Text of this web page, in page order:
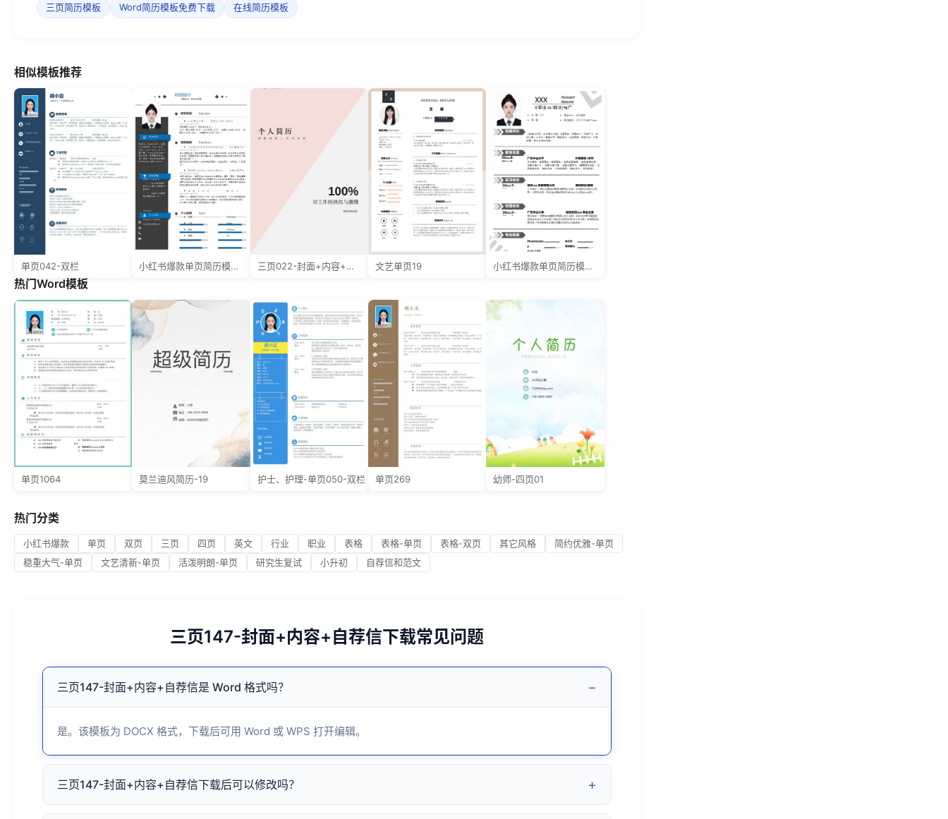
三页简历模板 Word简历模板免费下载 在线简历模板
相似模板推荐
单页042-双栏 小红书爆款单页简历模板48--超级简历模板 三页022-封面+内容+自荐信 文艺单页19 小红书爆款单页简历模板114--超级简历模板
热门Word模板
单页1064 莫兰迪风简历-19 护士、护理-单页050-双栏 单页269 幼师-四页01
热门分类
小红书爆款 单页 双页 三页 四页 英文 行业 职业 表格 表格-单页 表格-双页 其它风格
简约优雅-单页
稳重大气-单页
文艺清新-单页 活泼明朗-单页 研究生复试 小升初 自荐信和范文
三页147-封面+内容+自荐信下载常见问题
三页147-封面+内容+自荐信是 Word 格式吗？ −
是。该模板为 DOCX 格式，下载后可用 Word 或 WPS 打开编辑。
三页147-封面+内容+自荐信下载后可以修改吗？ +